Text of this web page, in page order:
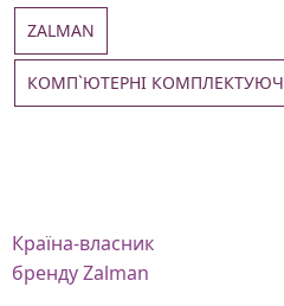
ZALMAN
КОМП`ЮТЕРНІ
Країна-власник
бренду Zalman